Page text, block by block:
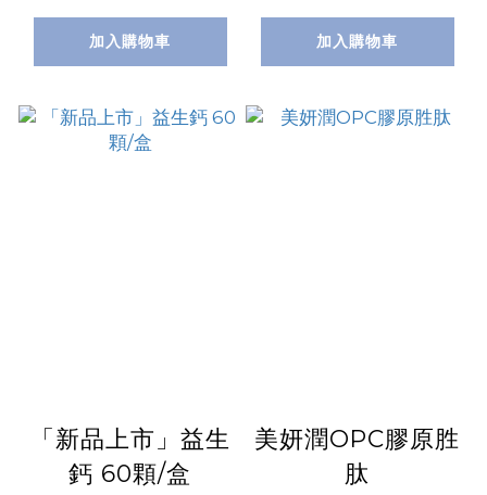
加入購物車 加入購物車
「新品上市」益生
鈣 60顆/盒
美妍潤OPC膠原胜
肽